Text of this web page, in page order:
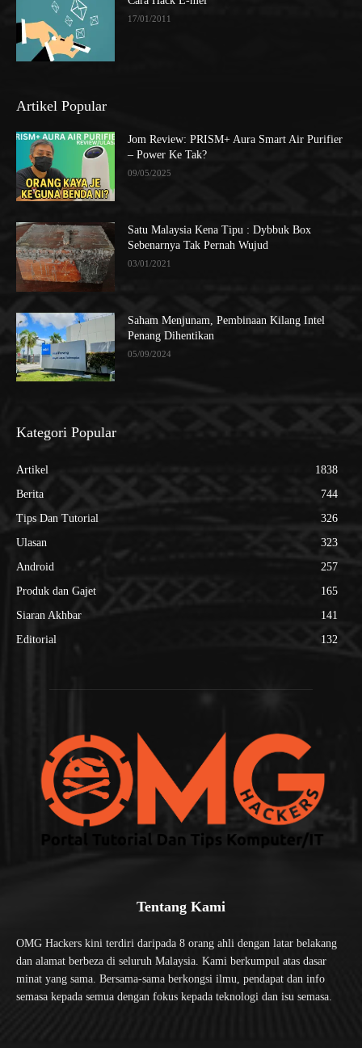
17/01/2011
Artikel Popular
Jom Review: PRISM+ Aura Smart Air Purifier
– Power Ke Tak?
09/05/2025
Satu Malaysia Kena Tipu : Dybbuk Box
Sebenarnya Tak Pernah Wujud
03/01/2021
Saham Menjunam, Pembinaan Kilang Intel
Penang Dihentikan
05/09/2024
Kategori Popular
Artikel
1838
Berita
744
Tips Dan Tutorial
326
Ulasan
323
Android
257
Produk dan Gajet
165
Siaran Akhbar
141
Editorial
132
Tentang Kami
OMG Hackers kini terdiri daripada 8 orang ahli dengan latar belakang
dan alamat berbeza di seluruh Malaysia. Kami berkumpul atas dasar
minat yang sama. Bersama-sama berkongsi ilmu, pendapat dan info
semasa kepada semua dengan fokus kepada teknologi dan isu semasa.